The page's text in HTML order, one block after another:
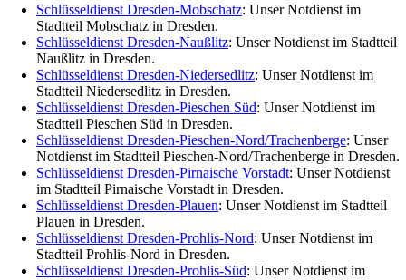
Schlüsseldienst Dresden-Mobschatz: Unser Notdienst im
Stadtteil Mobschatz in Dresden.
Schlüsseldienst Dresden-Naußlitz: Unser Notdienst im Stadtteil
Naußlitz in Dresden.
Schlüsseldienst Dresden-Niedersedlitz: Unser Notdienst im
Stadtteil Niedersedlitz in Dresden.
Schlüsseldienst Dresden-Pieschen Süd: Unser Notdienst im
Stadtteil Pieschen Süd in Dresden.
Schlüsseldienst Dresden-Pieschen-Nord/Trachenberge: Unser
Notdienst im Stadtteil Pieschen-Nord/Trachenberge in Dresden.
Schlüsseldienst Dresden-Pirnaische Vorstadt: Unser Notdienst
im Stadtteil Pirnaische Vorstadt in Dresden.
Schlüsseldienst Dresden-Plauen: Unser Notdienst im Stadtteil
Plauen in Dresden.
Schlüsseldienst Dresden-Prohlis-Nord: Unser Notdienst im
Stadtteil Prohlis-Nord in Dresden.
Schlüsseldienst Dresden-Prohlis-Süd: Unser Notdienst im